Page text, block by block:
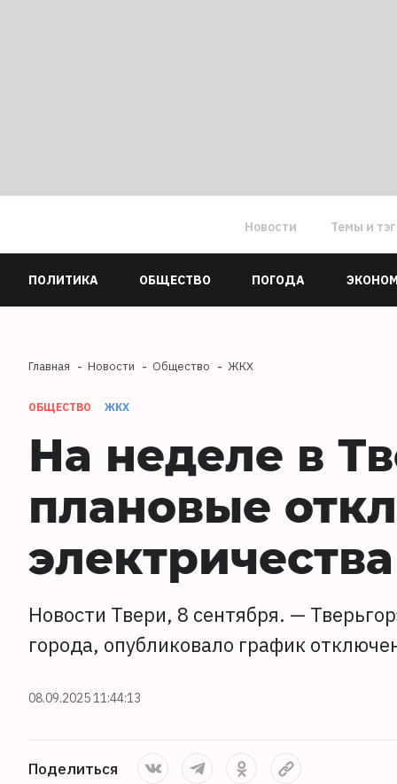
Новости Темы и
ПОЛИТИКА ОБЩЕСТВО ПОГОДА
Главная Новости Общество ЖКХ
ОБЩЕСТВО ЖКХ
На неделе в
плановые
электричества
Новости Твери, 8 сентября. —
города, опубликовало график
08.09.2025 11:44:13
Поделиться